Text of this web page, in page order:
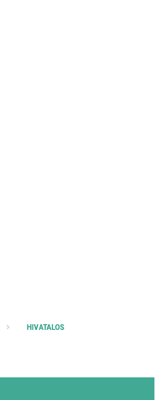
HIVATALOS